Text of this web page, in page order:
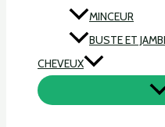
MINCEUR
BUSTE ET
CHEVEUX